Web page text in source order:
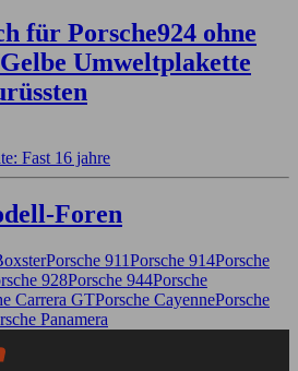
für Porsche924 ohne
Umweltplakette
Fast 16 jahre
Foren
Porsche 911Porsche 914Porsche
928Porsche 944Porsche
Carrera GTPorsche CayennePorsche
Panamera